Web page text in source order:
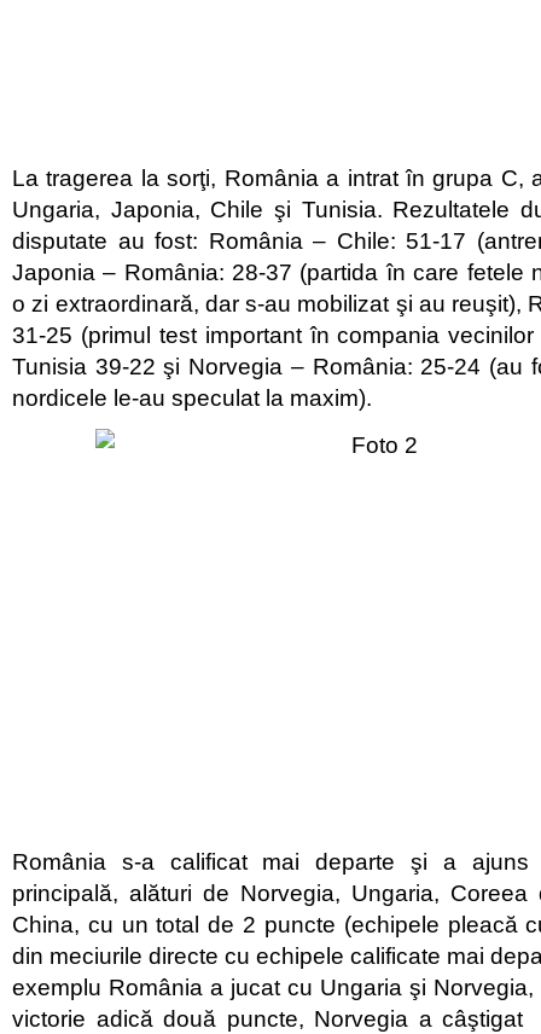
La tragerea la sorţi, România a intrat în grupa C,
Ungaria, Japonia, Chile şi Tunisia. Rezultatele
disputate au fost: România – Chile: 51-17
Japonia – România: 28-37 (partida în care fetele
o zi extraordinară, dar s-au mobilizat şi au reuşit),
31-25 (primul test important în compania
Tunisia 39-22 şi Norvegia – România: 25-24 (au
nordicele le-au speculat la maxim).
România s-a calificat mai departe şi a
principală, alături de Norvegia, Ungaria,
China, cu un total de 2 puncte (echipele pleacă
din meciurile directe cu echipele calificate mai
exemplu România a jucat cu Ungaria şi
victorie adică două puncte, Norvegia a